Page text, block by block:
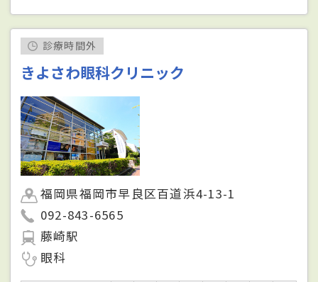
診療時間外
きよさわ眼科クリニック
福岡県福岡市早良区百道浜4-13-1
092-843-6565
藤崎駅
眼科